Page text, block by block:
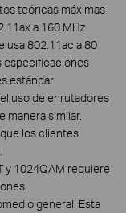
teóricas máximas
a 160 MHz
usa 802.11ac a 80
especificaciones
estándar
uso de enrutadores
manera similar.
los clientes
y 1024QAM requiere
general. Esta